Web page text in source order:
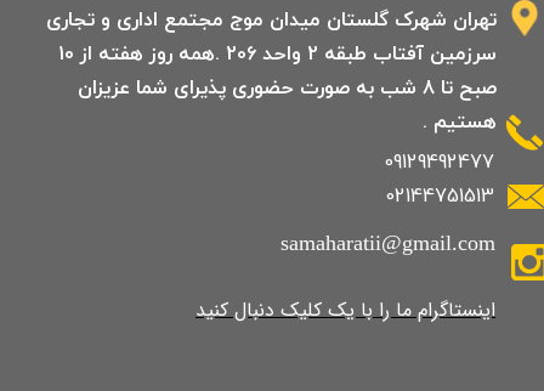
09129492477
02144751513
تهران شهرک گلستان میدان موج مجتمع اداری و تجاری
سرزمین آفتاب طبقه 2 واحد 206 .همه روز هفته از 10
صبح تا 8 شب به صورت حضوری پذیرای شما عزیزان
هستیم .
samaharatii@gmail.com
​​​​​​​​​اینستاگرام ما را با یک کلیک دنبال کنید